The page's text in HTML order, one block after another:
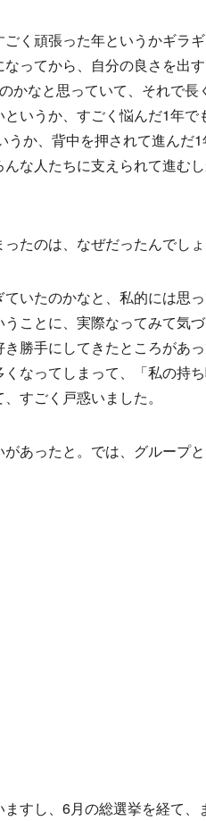
く頑張った年というかギラ
ってから、自分の良さを出
かなと思っていて、それで
いうか、すごく悩んだ1年で
か、背中を押されて進んだ
な人たちに支えられて進む
たのは、なぜだったんでしょ
いたのかなと、私的には思
ことに、実際なってみて気
勝手にしてきたところがあ
なってしまって、「私の持
すごく戸惑いました。
あったと。では、グループ
すし、6月の総選挙を経て、